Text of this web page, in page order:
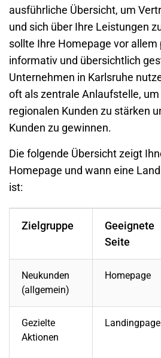
ausführliche Übersicht, um
und sich über Ihre Leistungen
sollte Ihre Homepage vor allem
informativ und übersichtlich
Unternehmen in Karlsruhe
oft als zentrale Anlaufstelle, um
regionalen Kunden zu stärken
Kunden zu gewinnen.
Die folgende Übersicht zeigt
Homepage und wann eine
ist:
Zielgruppe
Geeignete
Seite
Neukunden
(allgemein)
Homepage
Gezielte
Aktionen
Landingpage